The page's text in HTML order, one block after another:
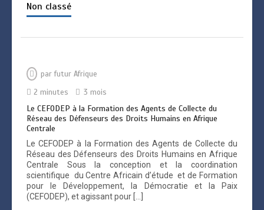
Non classé
par futur Afrique
2 minutes
3 mois
Le CEFODEP à la Formation des Agents de Collecte du
Réseau des Défenseurs des Droits Humains en Afrique
Centrale
Le CEFODEP à la Formation des Agents de Collecte du
Réseau des Défenseurs des Droits Humains en Afrique
Centrale Sous la conception et la coordination
scientifique du Centre Africain d’étude et de Formation
pour le Développement, la Démocratie et la Paix
(CEFODEP), et agissant pour […]